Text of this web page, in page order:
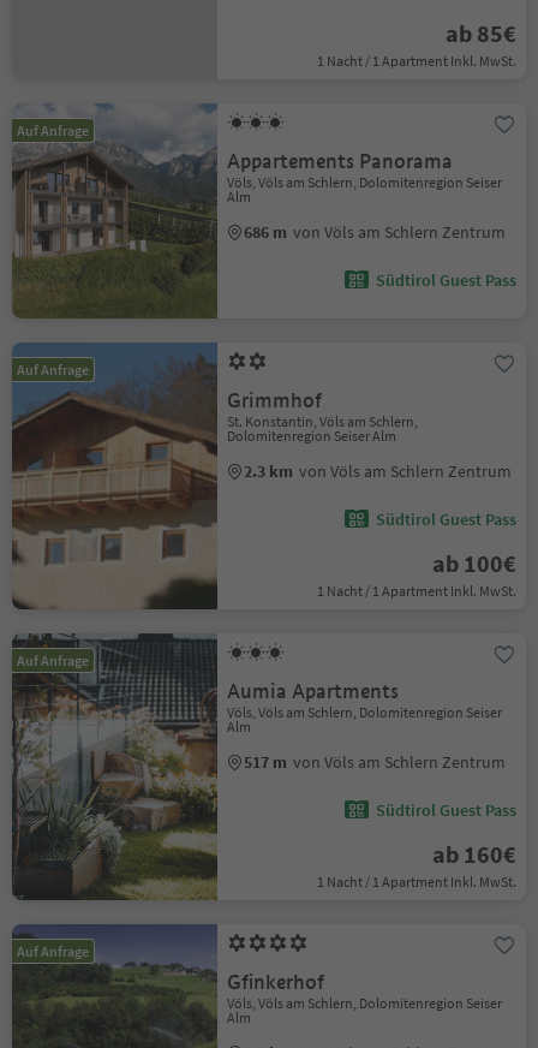
ab 85€
1 Nacht / 1 Apartment Inkl. MwSt.
Auf Anfrage
Appartements Panorama
Völs, Völs am Schlern, Dolomitenregion Seiser
Alm
686 m von Völs am Schlern Zentrum
Südtirol Guest Pass
Auf Anfrage
Grimmhof
St. Konstantin, Völs am Schlern,
Dolomitenregion Seiser Alm
2.3 km von Völs am Schlern Zentrum
Südtirol Guest Pass
ab 100€
1 Nacht / 1 Apartment Inkl. MwSt.
Auf Anfrage
Aumia Apartments
Völs, Völs am Schlern, Dolomitenregion Seiser
Alm
517 m von Völs am Schlern Zentrum
Südtirol Guest Pass
ab 160€
1 Nacht / 1 Apartment Inkl. MwSt.
Auf Anfrage
Gfinkerhof
Völs, Völs am Schlern, Dolomitenregion Seiser
Alm